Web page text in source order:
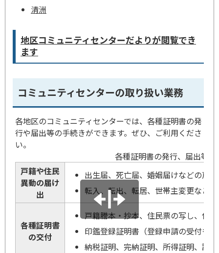
清洲
地区コミュニティセンターだよりが閲覧でき
ます
コミュニティセンターの取り扱い業務
各地区のコミュニティセンターでは、各種証明書の発
行や届出等の手続きができます。ぜひ、ご利用くださ
い。
各種証明書の発行、届出等
戸籍や住民
異動の届け
出
出生届、死亡届、婚姻届けなどの戸
転入、転出、転居、世帯主変更など
各種証明書
の交付
戸籍謄本・抄本、住民票の写し、住
印鑑登録証明書（登録申請の受付も
納税証明、完納証明、所得証明、課